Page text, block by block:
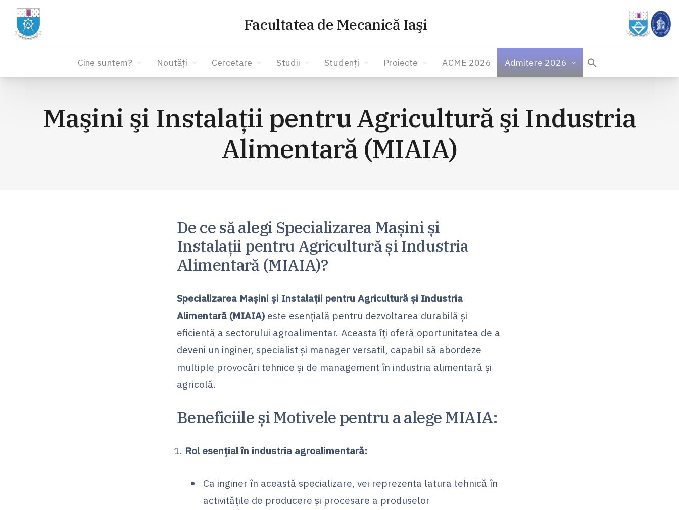
Facultatea de Mecanică Iaşi
Cine suntem? Noutăți Cercetare Studii Studenți Proiecte ACME 2026 Admitere 2026
Maşini şi Instalaţii pentru Agricultură şi Industria
Alimentară (MIAIA)
De ce să alegi Specializarea Mașini și
Instalații pentru Agricultură și Industria
Alimentară (MIAIA)?
Specializarea Mașini și Instalații pentru Agricultură și Industria
Alimentară (MIAIA) este esențială pentru dezvoltarea durabilă și
eficientă a sectorului agroalimentar. Aceasta îți oferă oportunitatea de a
deveni un inginer, specialist și manager versatil, capabil să abordeze
multiple provocări tehnice și de management în industria alimentară și
agricolă.
Beneficiile și Motivele pentru a alege MIAIA:
Rol esențial în industria agroalimentară:
Ca inginer în această specializare, vei reprezenta latura tehnică în
activitățile de producere și procesare a produselor